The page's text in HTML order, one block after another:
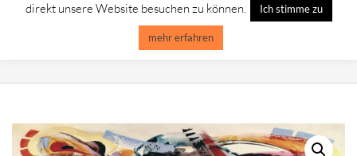
Navigation
ALFRED GOCKEL /FIRE & ICE 2
direkt unsere Website besuchen zu können.
Ich stimme zu
mehr erfahren